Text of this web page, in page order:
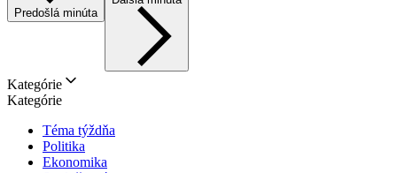
Predošlá minúta
Kategórie
Kategórie
Téma týždňa
Politika
Ekonomika